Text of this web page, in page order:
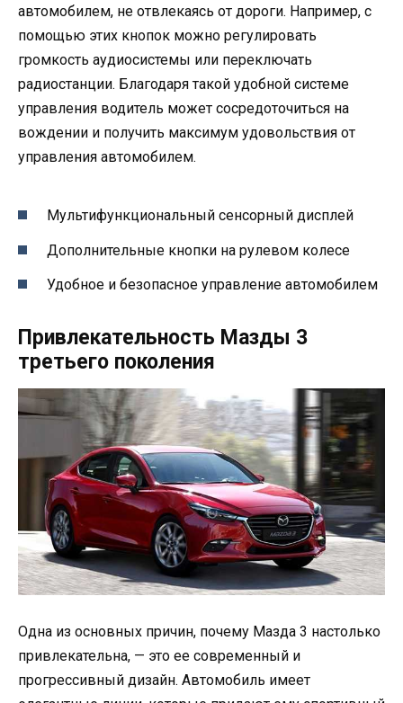
автомобилем, не отвлекаясь от дороги. Например, с
помощью этих кнопок можно регулировать
громкость аудиосистемы или переключать
радиостанции. Благодаря такой удобной системе
управления водитель может сосредоточиться на
вождении и получить максимум удовольствия от
управления автомобилем.
Мультифункциональный сенсорный дисплей
Дополнительные кнопки на рулевом колесе
Удобное и безопасное управление автомобилем
Привлекательность Мазды 3
третьего поколения
Одна из основных причин, почему Мазда 3 настолько
привлекательна, — это ее современный и
прогрессивный дизайн. Автомобиль имеет